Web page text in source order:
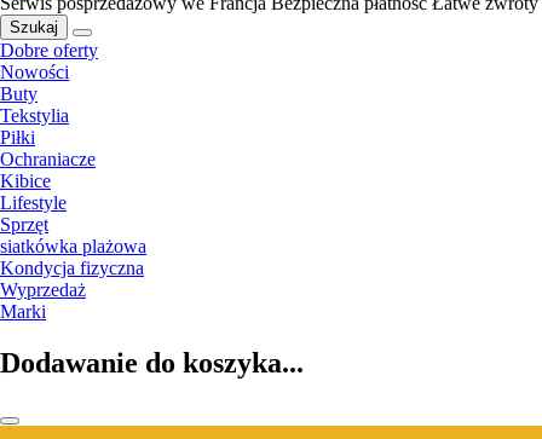
Szukaj
Dobre oferty
Nowości
Buty
Tekstylia
Piłki
Ochraniacze
Kibice
Lifestyle
Sprzęt
siatkówka plażowa
Kondycja fizyczna
Wyprzedaż
Marki
Dodawanie do koszyka...